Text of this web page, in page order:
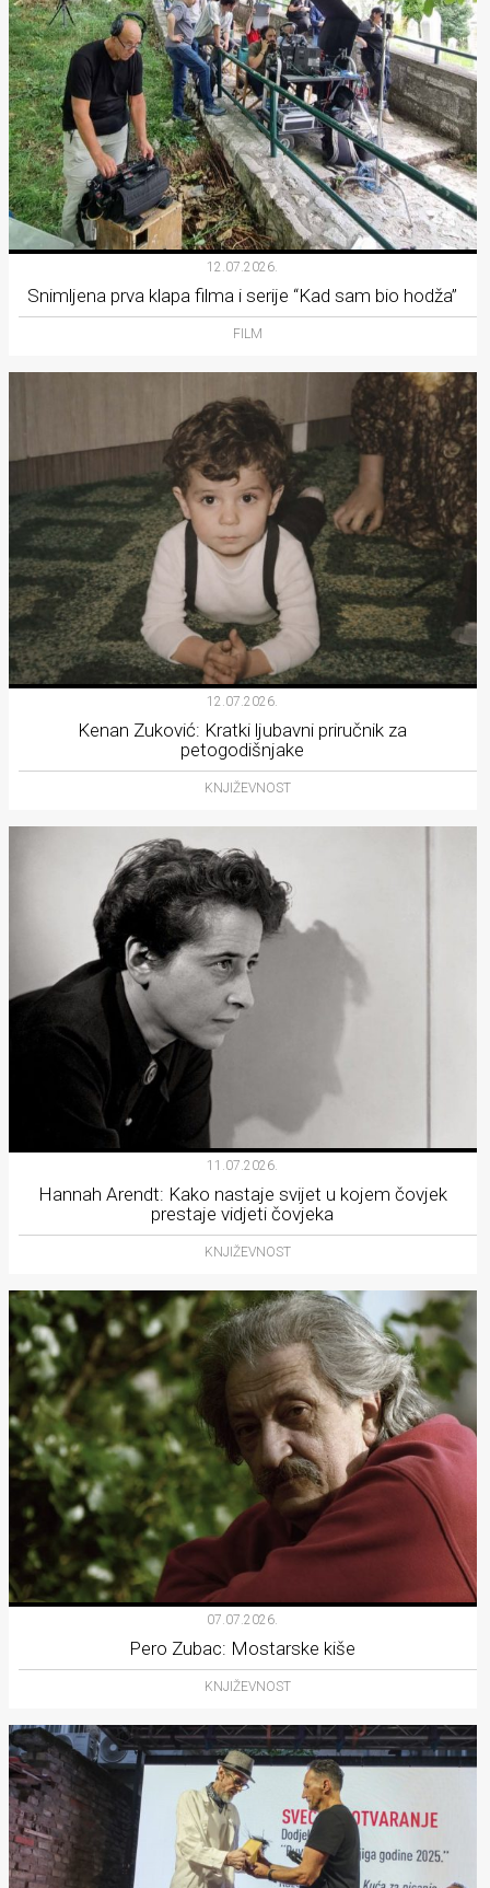
12.07.2026.
Snimljena prva klapa filma i serije “Kad sam bio hodža”
FILM
12.07.2026.
Kenan Zuković: Kratki ljubavni priručnik za
petogodišnjake
KNJIŽEVNOST
11.07.2026.
Hannah Arendt: Kako nastaje svijet u kojem čovjek
prestaje vidjeti čovjeka
KNJIŽEVNOST
07.07.2026.
Pero Zubac: Mostarske kiše
KNJIŽEVNOST